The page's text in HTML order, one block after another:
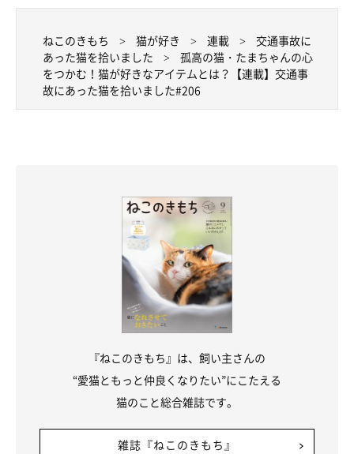
ねこのきもち 猫が好き 連載
交通事故に
あった猫を拾いました
孤高の猫・たまちゃんの心
をつかむ！猫が好きなアイテムとは？【連載】交通事
故にあった猫を拾いました#206
『ねこのきもち』は、飼い主さんの
“愛猫ともっと仲良くなりたい”にこたえる
猫のこと総合雑誌です。
雑誌『ねこのきもち』